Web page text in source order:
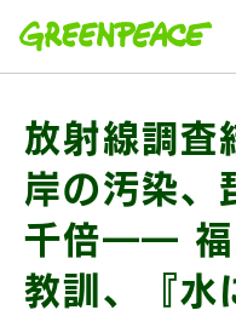
放射線調査
岸の汚染、
千倍―― 福
教訓、『水